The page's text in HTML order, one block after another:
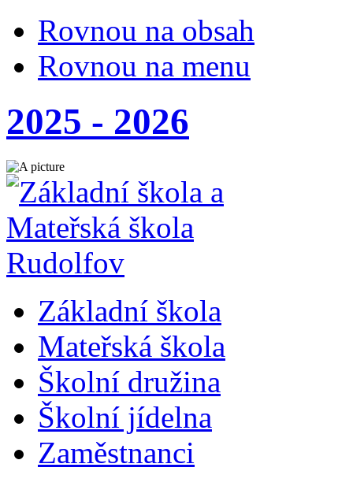
Rovnou na obsah
Rovnou na menu
2025 - 2026
Základní škola
Mateřská škola
Školní družina
Školní jídelna
Zaměstnanci